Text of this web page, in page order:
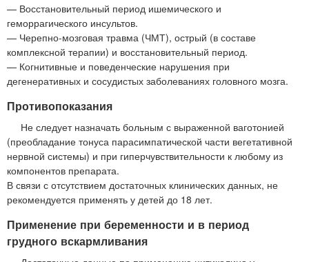
— Восстановительный период ишемического и
геморрагического инсультов.
— Черепно-мозговая травма (ЧМТ), острый (в составе
комплексной терапии) и восстановительный период.
— Когнитивные и поведенческие нарушения при
дегенеративных и сосудистых заболеваниях головного мозга.
Противопоказания
Не следует назначать больным с выраженной ваготонией
(преобладание тонуса парасимпатической части вегетативной
нервной системы) и при гиперчувствительности к любому из
компонентов препарата.
В связи с отсутствием достаточных клинических данных, не
рекомендуется применять у детей до 18 лет.
Применение при беременности и в период
грудного вскармливания